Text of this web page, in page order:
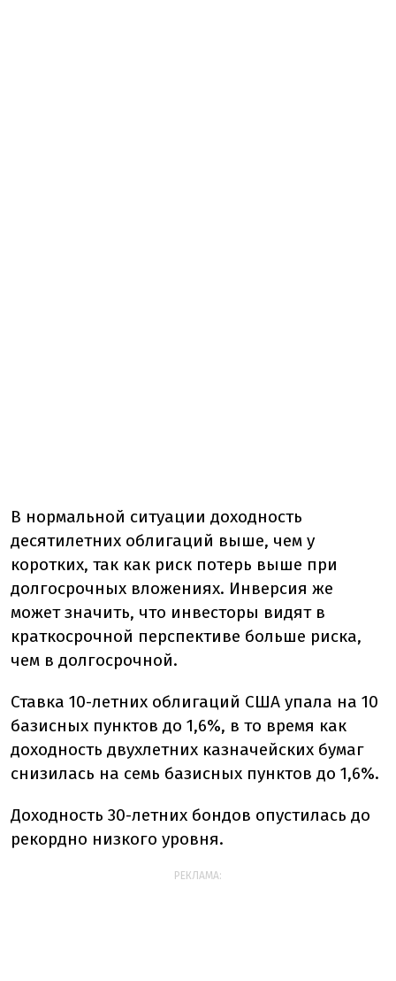
В нормальной ситуации доходность
десятилетних облигаций выше, чем у
коротких, так как риск потерь выше при
долгосрочных вложениях. Инверсия же
может значить, что инвесторы видят в
краткосрочной перспективе больше риска,
чем в долгосрочной.
Ставка 10-летних облигаций США упала на 10
базисных пунктов до 1,6%, в то время как
доходность двухлетних казначейских бумаг
снизилась на семь базисных пунктов до 1,6%.
Доходность 30-летних бондов опустилась до
рекордно низкого уровня.
РЕКЛАМА: